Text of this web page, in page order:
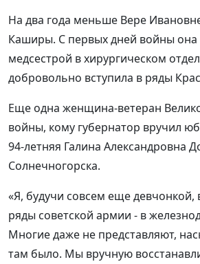
На два года меньше Вере
Каширы. С первых дней войны она
медсестрой в хирургическом
добровольно вступила в ряды
Еще одна женщина-ветеран
войны, кому губернатор вручил
94-летняя Галина Александровна
Солнечногорска.
«Я, будучи совсем еще девчонкой,
ряды советской армии - в
Многие даже не представляют,
там было. Мы вручную